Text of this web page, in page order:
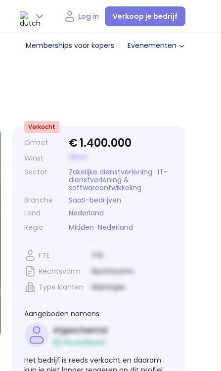
Nederlands
Log in Verkoop je bedrijf
Memberships voor kopers Evenementen
Omzet €1.400.000
Winst
Sector
Zakelijke dienstverlening · IT-
dienstverlening &
softwareontwikkeling
Branche
SaaS-bedrijven
Land
Nederland
Regio
Midden-Nederland
Verkocht
FTE
FTE
Rechtsvorm
Rechtsvorm
Type klanten
Klanttype
Aangeboden namens
Afgeschermd
Geverifieerd
Het bedrijf is reeds verkocht en daarom